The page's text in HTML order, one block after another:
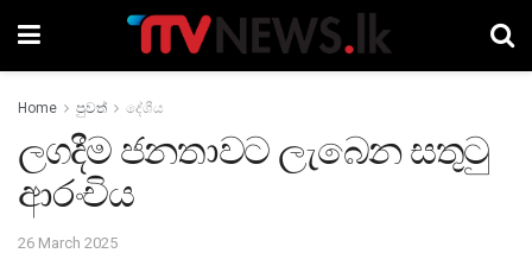
Home පුවත් දේශීය
ලගදීම ජනතාවට ලැබෙන සතුටු
ආරංචිය
26 March 2025